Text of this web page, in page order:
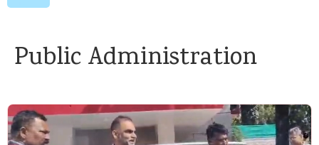
Public Administration